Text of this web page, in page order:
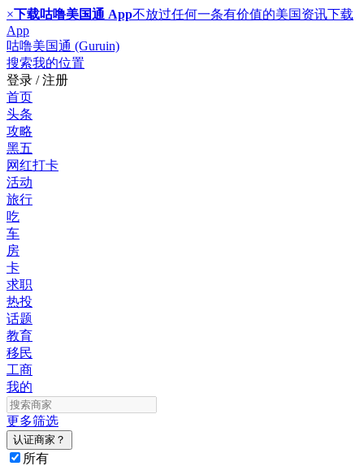
×下载咕噜美国通 App不放过任何一条有价值的美国资讯下载
App
咕噜美国通 (Guruin)
搜索我的位置
登录 / 注册
首页
头条
攻略
黑五
网红打卡
活动
旅行
吃
车
房
卡
求职
热投
话题
教育
移民
工商
我的
更多筛选
认证商家？
所有